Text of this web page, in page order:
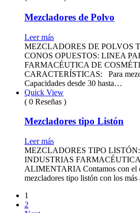
Mezcladores de Polvo
Leer más
MEZCLADORES DE POLVOS
CONOS OPUESTOS: LINEA
FARMACÉUTICA DE
CARACTERÍSTICAS: Para
Capacidades desde 30 hasta…
Quick View
( 0 Reseñas )
Mezcladores tipo Listón
Leer más
MEZCLADORES TIPO
INDUSTRIAS
ALIMENTARIA Contamos con el
mezcladores tipo listón con los
1
2